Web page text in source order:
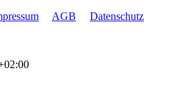
AGB
Datenschutz